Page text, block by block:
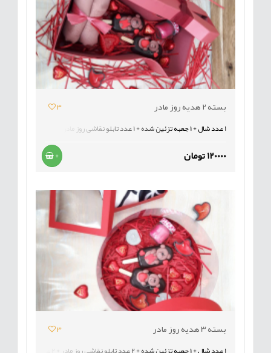
بسته 2 هدیه روز مادر
3
1 عدد شال + 1 جعبه تزئین شده + 1 عدد تابلو نقاشی روز مادر
120000 تومان +
بسته 3 هدیه روز مادر
3